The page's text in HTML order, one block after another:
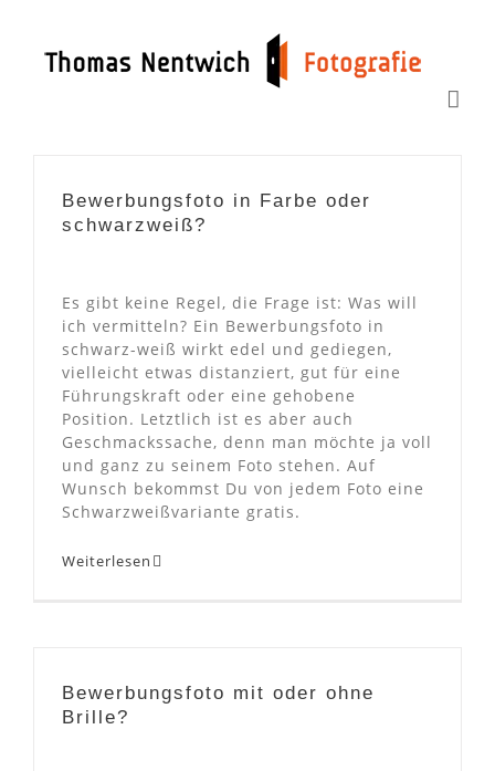
springen
Bewerbungsfoto in Farbe oder
schwarzweiß?
Es gibt keine Regel, die Frage ist: Was will
ich vermitteln? Ein Bewerbungsfoto in
schwarz-weiß wirkt edel und gediegen,
vielleicht etwas distanziert, gut für eine
Führungskraft oder eine gehobene
Position. Letztlich ist es aber auch
Geschmackssache, denn man möchte ja voll
und ganz zu seinem Foto stehen. Auf
Wunsch bekommst Du von jedem Foto eine
Schwarzweißvariante gratis.
Weiterlesen
Bewerbungsfoto mit oder ohne
Brille?